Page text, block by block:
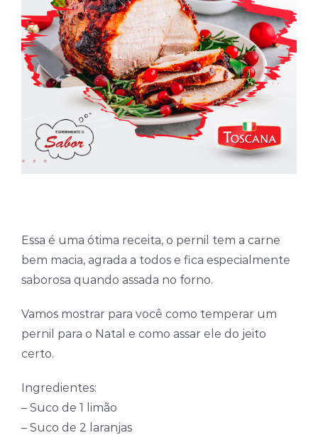
Essa é uma ótima receita, o pernil tem a carne
bem macia, agrada a todos e fica especialmente
saborosa quando assada no forno.
Vamos mostrar para você como temperar um
pernil para o Natal e como assar ele do jeito
certo.
Ingredientes:
– Suco de 1 limão
– Suco de 2 laranjas